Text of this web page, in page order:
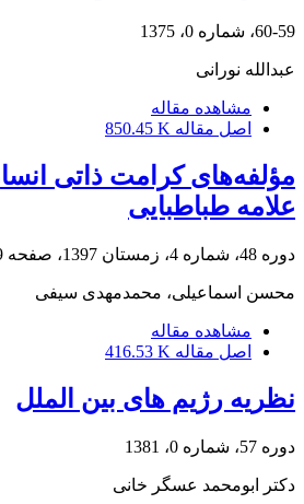
60-59، شماره 0، 1375
عبدالله نورانی
مشاهده مقاله
اصل مقاله 850.45 K
مؤلفه‌های کرامت ذاتی
علامه طباطبایی
دوره 48، شماره 4، زمستان 1397، صفحه
محسن اسماعیلی، محمدمهدی سیفی
مشاهده مقاله
اصل مقاله 416.53 K
نظریه رژیم های بین الملل
دوره 57، شماره 0، 1381
دکتر ابومحمد عسگر خانی